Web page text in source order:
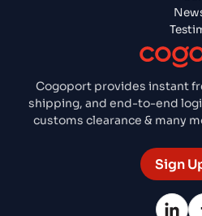
Cogoport provides instant
shipping, and end-to-end
customs clearance & many
Sign